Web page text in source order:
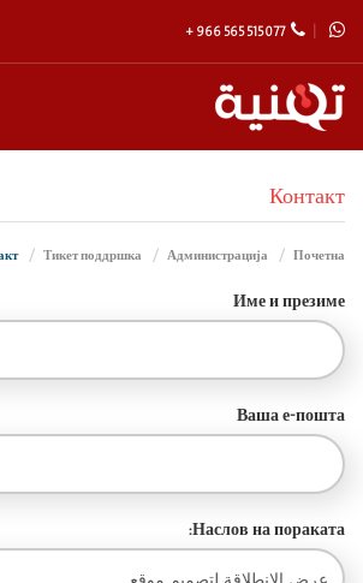
+ 966 565 515 077
Контакт
Почетна
Администрација
Тикет поддршка
Контакт
Име и презиме
Ваша е-пошта
Наслов на пораката: